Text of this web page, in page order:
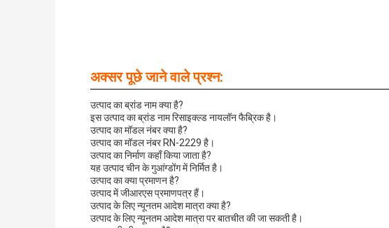
अक्सर पूछे जाने वाले प्रश्न:
उत्पाद का ब्रांड नाम क्या है?
इस उत्पाद का ब्रांड नाम रिसाइक्ल्ड नायलॉन फैब्रिक है।
उत्पाद का मॉडल नंबर क्या है?
उत्पाद का मॉडल नंबर RN-2229 है।
उत्पाद का निर्माण कहाँ किया जाता है?
यह उत्पाद चीन के गुआंग्डोंग में निर्मित है।
उत्पाद का क्या प्रमाणन है?
उत्पाद में जीआरएस प्रमाणपत्र हैं।
उत्पाद के लिए न्यूनतम आदेश मात्रा क्या है?
उत्पाद के लिए न्यूनतम आदेश मात्रा पर बातचीत की जा सकती है।